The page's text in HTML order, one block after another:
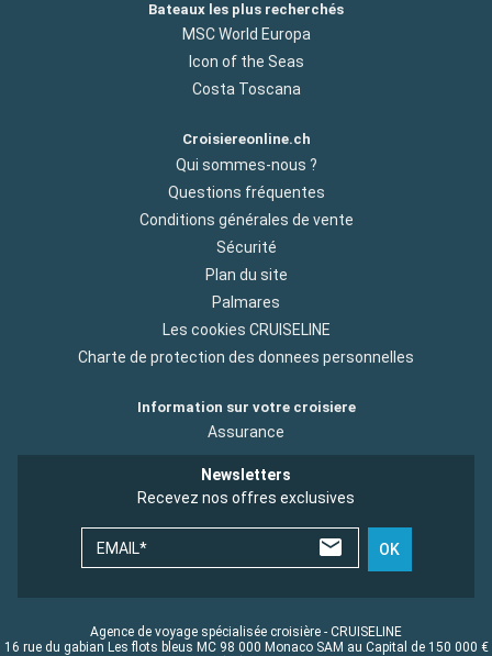
Bateaux les plus recherchés
MSC World Europa
Icon of the Seas
Costa Toscana
Croisiereonline.ch
Qui sommes-nous ?
Questions fréquentes
Conditions générales de vente
Sécurité
Plan du site
Palmares
Les cookies CRUISELINE
Charte de protection des donnees personnelles
Information sur votre croisiere
Assurance
Newsletters
Recevez nos offres exclusives
EMAIL* OK
Agence de voyage spécialisée croisière - CRUISELINE
16 rue du gabian Les flots bleus MC 98 000 Monaco SAM au Capital de 150 000 €